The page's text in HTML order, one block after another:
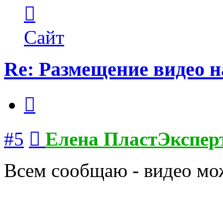
пользователя
Елена
ПластЭксперт
Сайт
Re: Размещение видео
#5
Елена
Всем сообщаю - видео